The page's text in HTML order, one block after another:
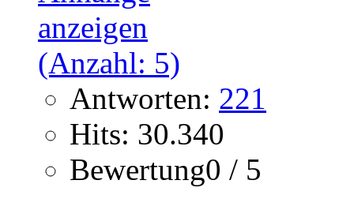
Antworten: 221
Hits: 30.340
Bewertung0 / 5